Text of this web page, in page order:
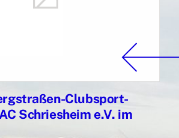
Clubsport-
Schriesheim e.V. im